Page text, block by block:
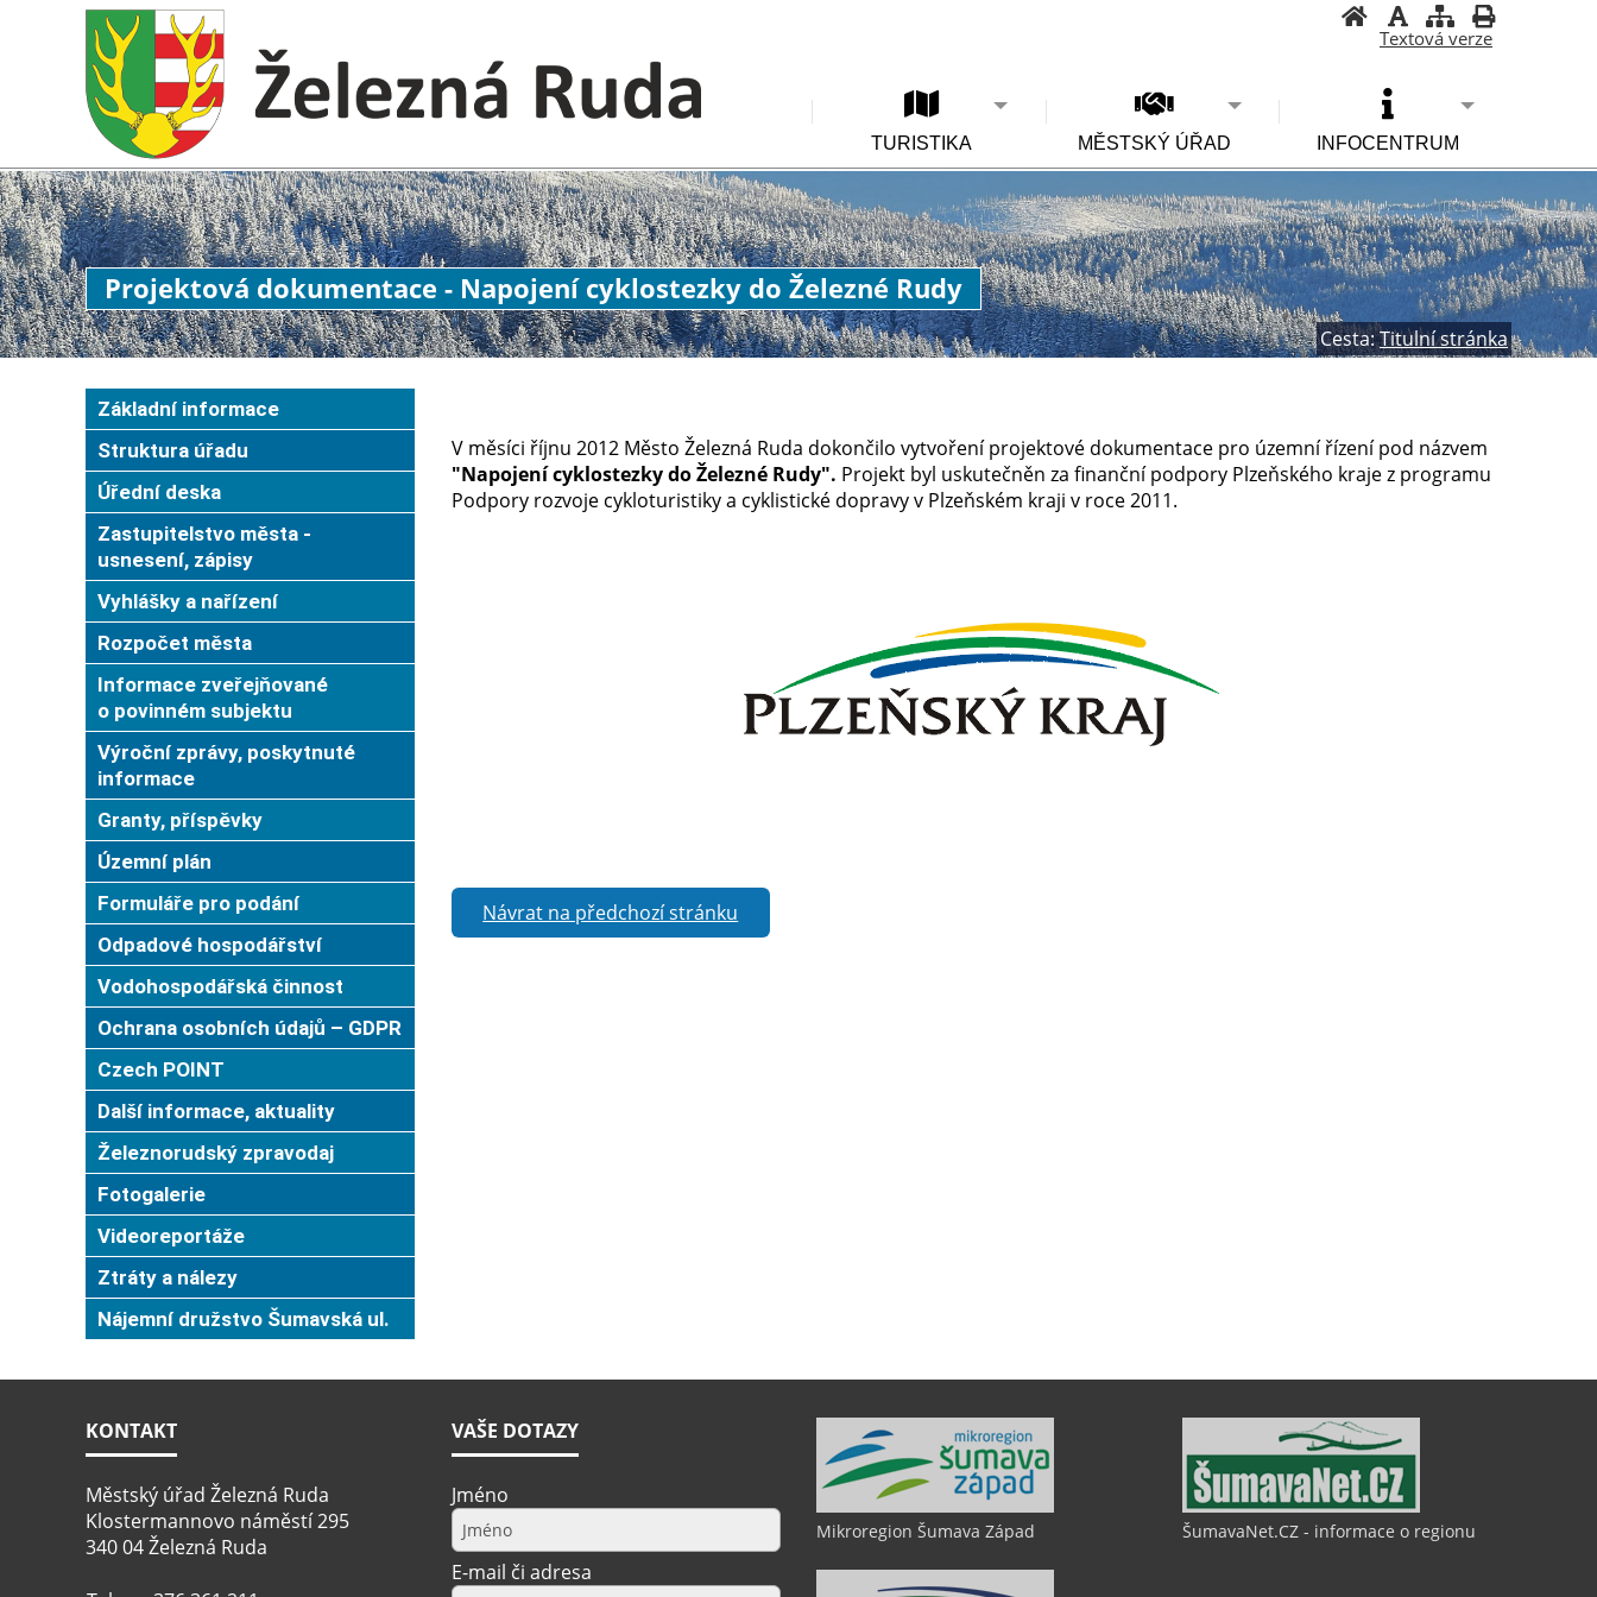
Textová verze
TURISTIKA MĚSTSKÝ ÚŘAD INFOCENTRUM
Projektová dokumentace - Napojení cyklostezky do Železné Rudy
Cesta:Titulní stránka
Základní informace
Struktura úřadu
Úřední deska
Zastupitelstvo města -
usnesení, zápisy
Vyhlášky a nařízení
Rozpočet města
Informace zveřejňované
o povinném subjektu
Výroční zprávy, poskytnuté
informace
Granty, příspěvky
Územní plán
Formuláře pro podání
Odpadové hospodářství
Vodohospodářská činnost
Ochrana osobních údajů – GDPR
Czech POINT
Další informace, aktuality
Železnorudský zpravodaj
Fotogalerie
Videoreportáže
Ztráty a nálezy
Nájemní družstvo Šumavská ul.
V měsíci říjnu 2012 Město Železná Ruda dokončilo vytvoření projektové dokumentace pro územní řízení pod názvem
"Napojení cyklostezky do Železné Rudy". Projekt byl uskutečněn za finanční podpory Plzeňského kraje z programu
Podpory rozvoje cykloturistiky a cyklistické dopravy v Plzeňském kraji v roce 2011.
Návrat na předchozí stránku
KONTAKT
Městský úřad Železná Ruda
Klostermannovo náměstí 295
340 04 Železná Ruda
VAŠE DOTAZY
Jméno
E-mail či adresa
Mikroregion Šumava Západ ŠumavaNet.CZ - informace o regionu